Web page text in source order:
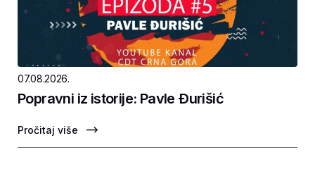
07.08.2026.
Popravni iz istorije: Pavle Ðurišić
Pročitaj više